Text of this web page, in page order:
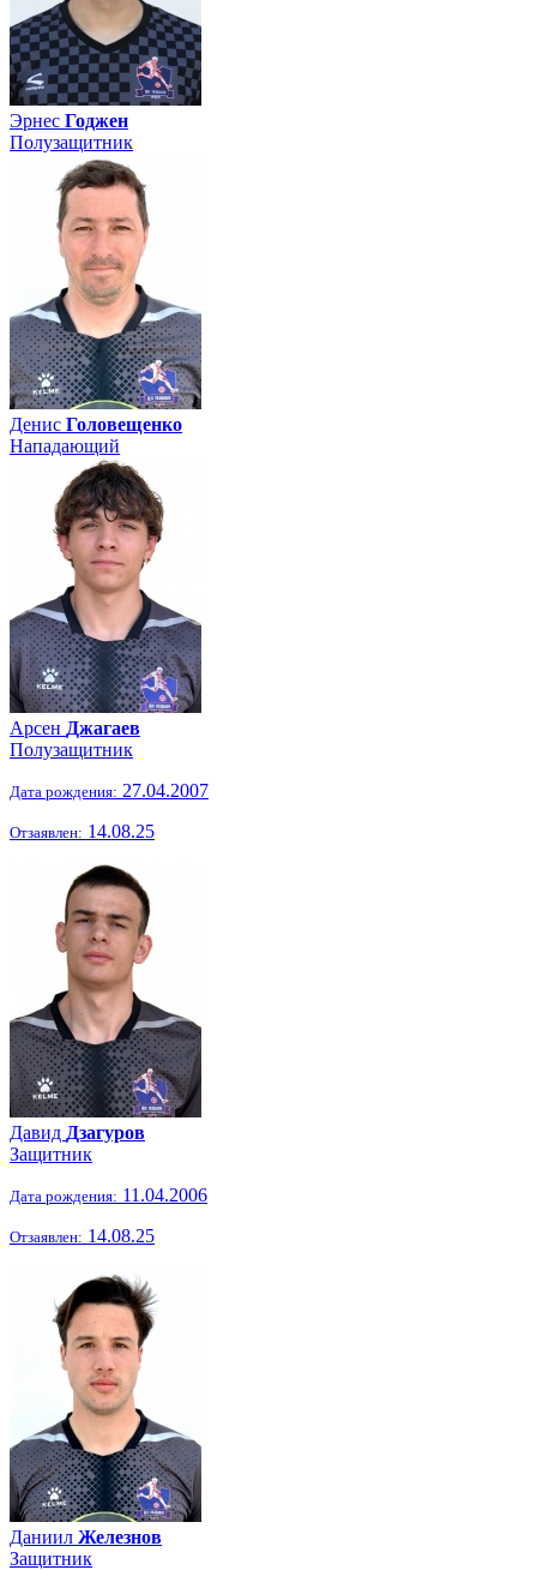
Эрнес Годжен
Полузащитник
Денис Головещенко
Нападающий
Арсен Джагаев
Полузащитник
Дата рождения: 27.04.2007
Отзаявлен: 14.08.25
Давид Дзагуров
Защитник
Дата рождения: 11.04.2006
Отзаявлен: 14.08.25
Даниил Железнов
Защитник